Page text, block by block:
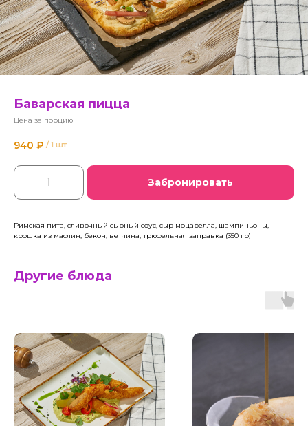
Баварская пицца
Цена за порцию
940 ₽ / 1 шт
Забронировать
Римская пита, сливочный сырный соус, сыр моцарелла, шампиньоны,
крошка из маслин, бекон, ветчина, трюфельная заправка (350 гр)
Другие блюда